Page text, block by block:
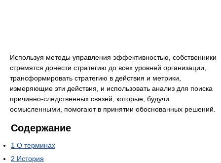
Используя методы управления эффективностью, собственники
стремятся донести стратегию до всех уровней организации,
трансформировать стратегию в действия и метрики,
измеряющие эти действия, и использовать анализ для поиска
причинно-следственных связей, которые, будучи
осмысленными, помогают в принятии обоснованных решений.
Содержание
1 О терминах
2 История